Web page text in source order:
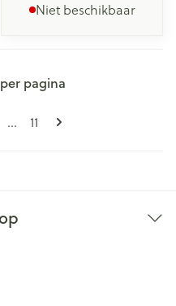
Niet beschikbaar
pagina
... Pagina
11
per pagina